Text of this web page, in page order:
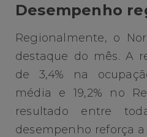
Desempenho
Regionalmente, o
destaque do mês. A
de 3,4% na
média e 19,2% no
resultado entre
desempenho reforça